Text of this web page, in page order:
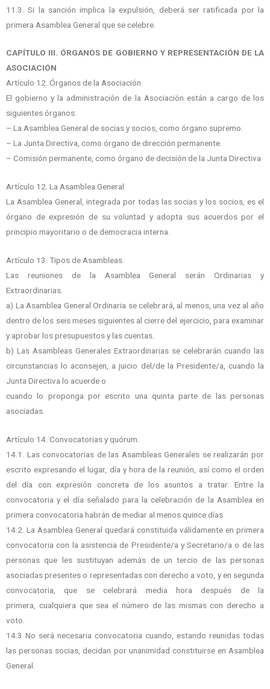
11.3. Si la sanción implica la expulsión, deberá ser ratificada por la
primera Asamblea General que se celebre.
CAPÍTULO III. ÓRGANOS DE GOBIERNO Y REPRESENTACIÓN DE LA
ASOCIACIÓN
Artículo 12. Órganos de la Asociación.
El gobierno y la administración de la Asociación están a cargo de los
siguientes órganos:
– La Asamblea General de socias y socios, como órgano supremo.
– La Junta Directiva, como órgano de dirección permanente.
– Comisión permanente, como órgano de decisión de la Junta Directiva
Artículo 12. La Asamblea General.
La Asamblea General, integrada por todas las socias y los socios, es el
órgano de expresión de su voluntad y adopta sus acuerdos por el
principio mayoritario o de democracia interna.
Artículo 13. Tipos de Asambleas.
Las reuniones de la Asamblea General serán Ordinarias y
Extraordinarias.
a) La Asamblea General Ordinaria se celebrará, al menos, una vez al año
dentro de los seis meses siguientes al cierre del ejercicio, para examinar
y aprobar los presupuestos y las cuentas.
b) Las Asambleas Generales Extraordinarias se celebrarán cuando las
circunstancias lo aconsejen, a juicio del/de la Presidente/a, cuando la
Junta Directiva lo acuerde o
cuando lo proponga por escrito una quinta parte de las personas
asociadas.
Artículo 14. Convocatorias y quórum.
14.1. Las convocatorias de las Asambleas Generales se realizarán por
escrito expresando el lugar, día y hora de la reunión, así como el orden
del día con expresión concreta de los asuntos a tratar. Entre la
convocatoria y el día señalado para la celebración de la Asamblea en
primera convocatoria habrán de mediar al menos quince días
14.2. La Asamblea General quedará constituida válidamente en primera
convocatoria con la asistencia de Presidente/a y Secretario/a o de las
personas que les sustituyan además de un tercio de las personas
asociadas presentes o representadas con derecho a voto, y en segunda
convocatoria, que se celebrará media hora después de la
primera, cualquiera que sea el número de las mismas con derecho a
voto.
14.3 No será necesaria convocatoria cuando, estando reunidas todas
las personas socias, decidan por unanimidad constituirse en Asamblea
General.